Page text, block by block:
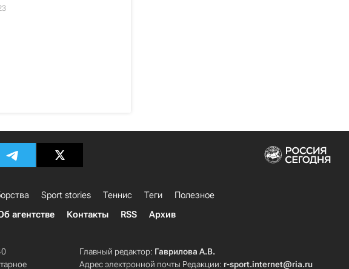
Sport stories Теннис Теги
Полезное
агентстве Контакты RSS Архив
Главный редактор: Гаврилова А.В.
Адрес электронной почты Редакции: r-sport.internet@ria.ru